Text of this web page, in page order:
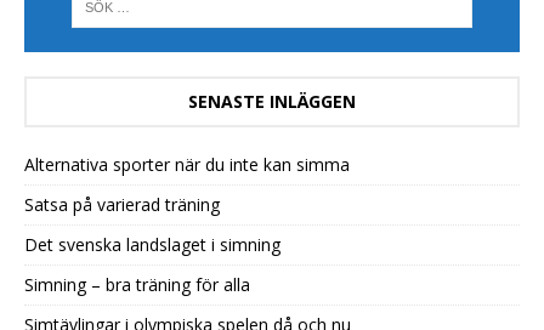
SENASTE INLÄGGEN
Alternativa sporter när du inte kan simma
Satsa på varierad träning
Det svenska landslaget i simning
Simning – bra träning för alla
Simtävlingar i olympiska spelen då och nu